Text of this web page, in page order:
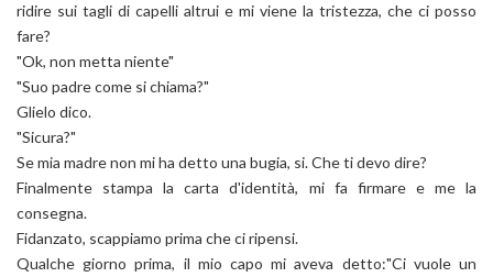
ridire sui tagli di capelli altrui e mi viene la tristezza, che ci posso
fare?
"Ok, non metta niente"
"Suo padre come si chiama?"
Glielo dico.
"Sicura?"
Se mia madre non mi ha detto una bugia, si. Che ti devo dire?
Finalmente stampa la carta d'identità, mi fa firmare e me la
consegna.
Fidanzato, scappiamo prima che ci ripensi.
Qualche giorno prima, il mio capo mi aveva detto:"Ci vuole un